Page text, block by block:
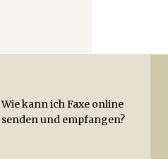
Wie kann ich Faxe online
senden und empfangen?